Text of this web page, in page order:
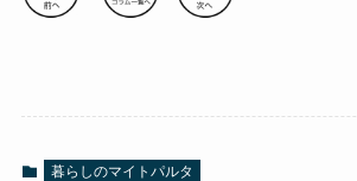
暮らしのマイトパルタ